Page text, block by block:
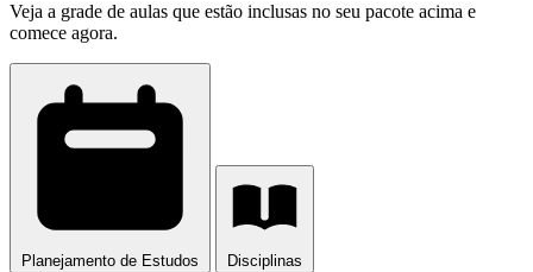
Veja a grade de aulas que estão inclusas no seu pacote acima e
comece agora.
Planejamento de Estudos Disciplinas